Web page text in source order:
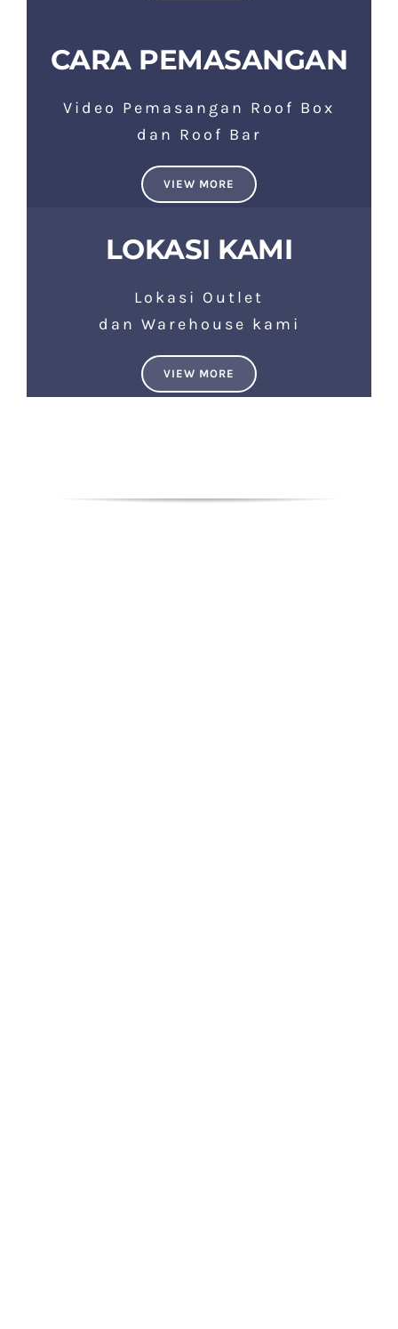
CARA PEMASANGAN
Video Pemasangan Roof Box
dan Roof Bar
VIEW MORE
LOKASI KAMI
Lokasi Outlet
dan Warehouse kami
VIEW MORE